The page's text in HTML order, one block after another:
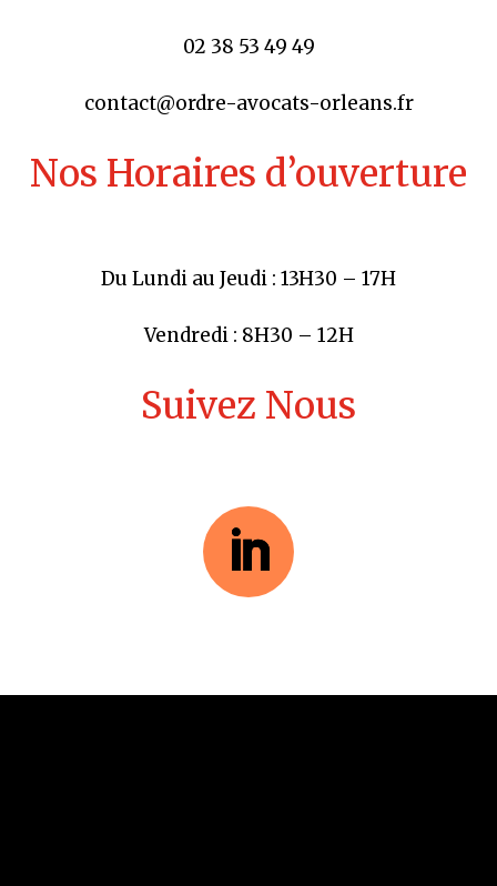
02 38 53 49 49
contact@ordre-avocats-orleans.fr
Nos Horaires d’ouverture
Du Lundi au Jeudi : 13H30 – 17H
Vendredi : 8H30 – 12H
Suivez Nous